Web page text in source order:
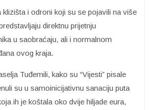
klizišta i odroni koji su se pojavili na više
direktnu prijetnju
u saobraćaju, ali i normalnom
ovog kraja.
Tuđemili, kako su “Vijesti” pisale
su u samoinicijativnu sanaciju puta
ih je koštala oko dvije hiljade eura,